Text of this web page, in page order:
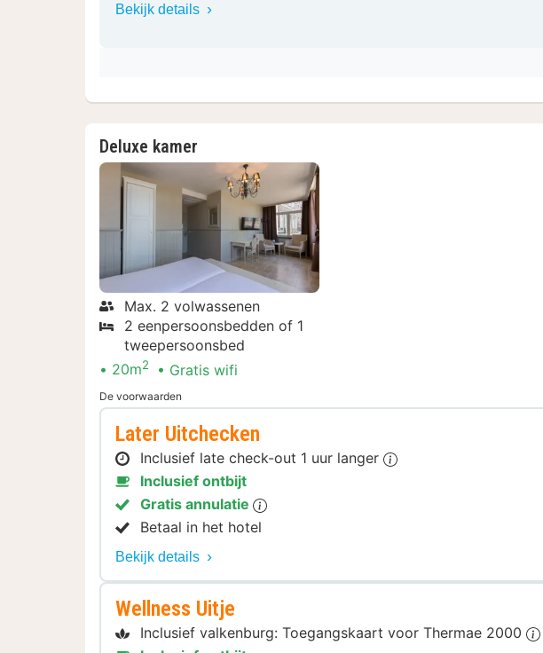
Bekijk details
Deluxe kamer
Max. 2 volwassenen
2 eenpersoonsbedden of 1
tweepersoonsbed
20m2 Gratis wifi
De voorwaarden
Later Uitchecken
Inclusief late check-out 1 uur langer
Inclusief ontbijt
Gratis annulatie
Betaal in het hotel
Bekijk details
Wellness Uitje
Inclusief valkenburg: Toegangskaart voor Thermae 2000